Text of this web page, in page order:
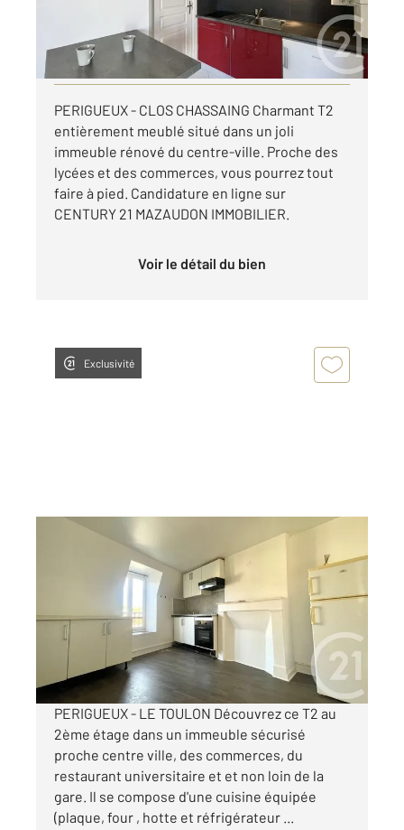
380 €
par mois charges comprises
Visiter le site dédié
PERIGUEUX - CLOS CHASSAING Charmant T2
entièrement meublé situé dans un joli
immeuble rénové du centre-ville. Proche des
lycées et des commerces, vous pourrez tout
faire à pied. Candidature en ligne sur
CENTURY 21 MAZAUDON IMMOBILIER.
Voir le détail du bien
Exclusivité
PERIGUEUX 24
, 2 pièces
Appartement F2 à louer
415 €
par mois charges comprises
PERIGUEUX - LE TOULON Découvrez ce T2 au
2ème étage dans un immeuble sécurisé
proche centre ville, des commerces, du
restaurant universitaire et et non loin de la
gare. Il se compose d'une cuisine équipée
(plaque, four , hotte et réfrigérateur ...